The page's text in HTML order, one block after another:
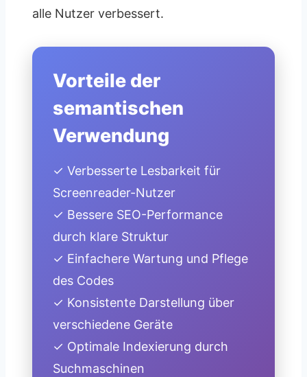
alle Nutzer verbessert.
Vorteile der
semantischen
Verwendung
✓ Verbesserte Lesbarkeit für
Screenreader-Nutzer
✓ Bessere SEO-Performance
durch klare Struktur
✓ Einfachere Wartung und Pflege
des Codes
✓ Konsistente Darstellung über
verschiedene Geräte
✓ Optimale Indexierung durch
Suchmaschinen